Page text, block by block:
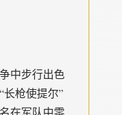
中步行出色
枪使提尔”
在军队中零